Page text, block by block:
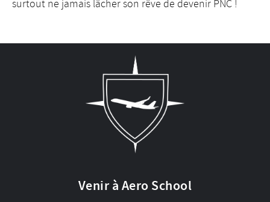
surtout ne jamais lâcher son rêve de devenir PNC !
Venir à Aero School